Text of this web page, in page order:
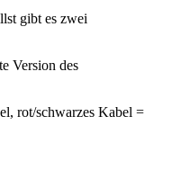
gibt es zwei
Version des
rot/schwarzes Kabel =